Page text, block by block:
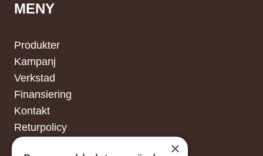
MENY
Produkter
Kampanj
Verkstad
Finansiering
Kontakt
Returpolicy
×